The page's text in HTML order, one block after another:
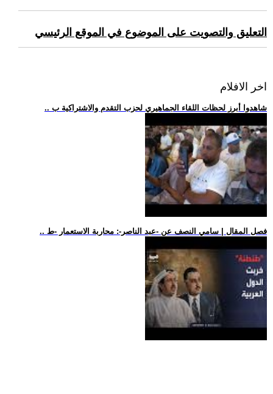
التعليق والتصويت على الموضوع في الموقع الرئيسي
اخر الافلام
.. شاهدوا أبرز لحظات اللقاء الجماهيري لحزب التقدم والاشتراكية ب
.. فصل المقال | سامي النصف عن -عبد الناصر-: محاربة الاستعمار -ط